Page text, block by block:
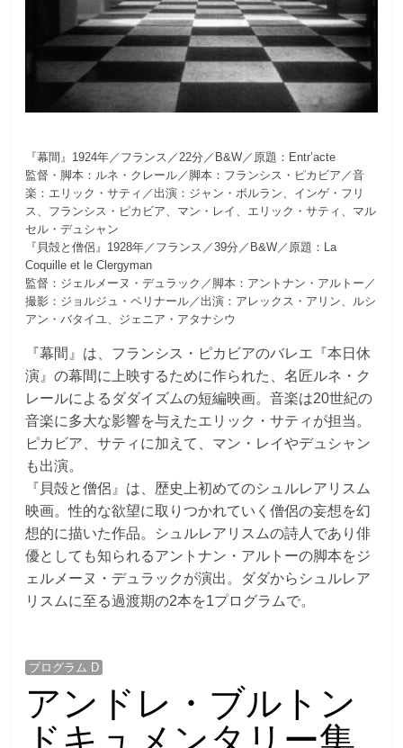
『幕間』1924年／フランス／22分／B&W／原題：Entr’acte
監督・脚本：ルネ・クレール／脚本：フランシス・ピカビア／音
楽：エリック・サティ／出演：ジャン・ボルラン、インゲ・フリ
ス、フランシス・ピカビア、マン・レイ、エリック・サティ、マル
セル・デュシャン
『貝殻と僧侶』1928年／フランス／39分／B&W／原題：La
Coquille et le Clergyman
監督：ジェルメーヌ・デュラック／脚本：アントナン・アルトー／
撮影：ジョルジュ・ペリナール／出演：アレックス・アリン、ルシ
アン・バタイユ、ジェニア・アタナシウ
『幕間』は、フランシス・ピカビアのバレエ『本日休
演』の幕間に上映するために作られた、名匠ルネ・ク
レールによるダダイズムの短編映画。音楽は20世紀の
音楽に多大な影響を与えたエリック・サティが担当。
ピカビア、サティに加えて、マン・レイやデュシャン
も出演。
『貝殻と僧侶』は、歴史上初めてのシュルレアリスム
映画。性的な欲望に取りつかれていく僧侶の妄想を幻
想的に描いた作品。シュルレアリスムの詩人であり俳
優としても知られるアントナン・アルトーの脚本をジ
ェルメーヌ・デュラックが演出。ダダからシュルレア
リスムに至る過渡期の2本を1プログラムで。
プログラム D
アンドレ・ブルトン
ドキュメンタリー集